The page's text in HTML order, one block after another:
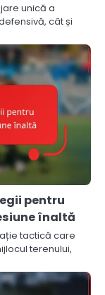
unică a
cât și
pentru
înaltă
tactică care
terenului,